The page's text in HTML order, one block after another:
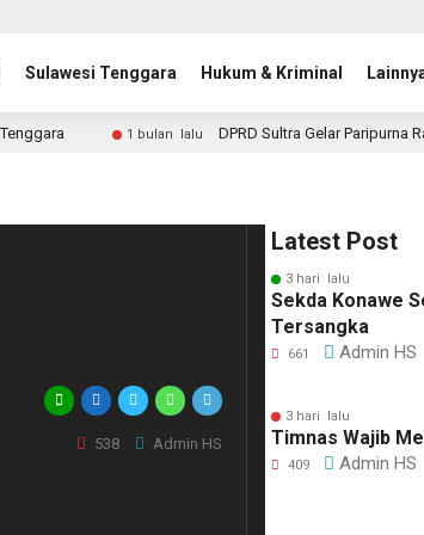
Sulawesi Tenggara Hukum & Kriminal
1 bulan lalu DPRD Sultra Gelar Paripurna
538 Admin HS
Latest Post
3 hari lalu
Sekda Konawe
Tersangka
661 Admin HS
3 hari lalu
Timnas Wajib
409 Admin HS